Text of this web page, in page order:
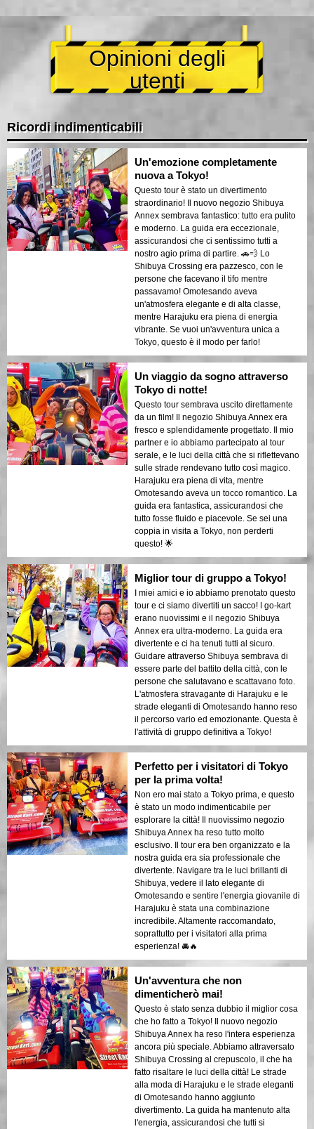
Opinioni degli
utenti
Ricordi indimenticabili
Un'emozione completamente
nuova a Tokyo!
Questo tour è stato un divertimento
straordinario! Il nuovo negozio Shibuya
Annex sembrava fantastico: tutto era pulito
e moderno. La guida era eccezionale,
assicurandosi che ci sentissimo tutti a
nostro agio prima di partire. 🚗💨 Lo
Shibuya Crossing era pazzesco, con le
persone che facevano il tifo mentre
passavamo! Omotesando aveva
un'atmosfera elegante e di alta classe,
mentre Harajuku era piena di energia
vibrante. Se vuoi un'avventura unica a
Tokyo, questo è il modo per farlo!
Un viaggio da sogno attraverso
Tokyo di notte!
Questo tour sembrava uscito direttamente
da un film! Il negozio Shibuya Annex era
fresco e splendidamente progettato. Il mio
partner e io abbiamo partecipato al tour
serale, e le luci della città che si riflettevano
sulle strade rendevano tutto così magico.
Harajuku era piena di vita, mentre
Omotesando aveva un tocco romantico. La
guida era fantastica, assicurandosi che
tutto fosse fluido e piacevole. Se sei una
coppia in visita a Tokyo, non perderti
questo! 🌟
Miglior tour di gruppo a Tokyo!
I miei amici e io abbiamo prenotato questo
tour e ci siamo divertiti un sacco! I go-kart
erano nuovissimi e il negozio Shibuya
Annex era ultra-moderno. La guida era
divertente e ci ha tenuti tutti al sicuro.
Guidare attraverso Shibuya sembrava di
essere parte del battito della città, con le
persone che salutavano e scattavano foto.
L'atmosfera stravagante di Harajuku e le
strade eleganti di Omotesando hanno reso
il percorso vario ed emozionante. Questa è
l'attività di gruppo definitiva a Tokyo!
Perfetto per i visitatori di Tokyo
per la prima volta!
Non ero mai stato a Tokyo prima, e questo
è stato un modo indimenticabile per
esplorare la città! Il nuovissimo negozio
Shibuya Annex ha reso tutto molto
esclusivo. Il tour era ben organizzato e la
nostra guida era sia professionale che
divertente. Navigare tra le luci brillanti di
Shibuya, vedere il lato elegante di
Omotesando e sentire l'energia giovanile di
Harajuku è stata una combinazione
incredibile. Altamente raccomandato,
soprattutto per i visitatori alla prima
esperienza! 🚘🔥
Un'avventura che non
dimenticherò mai!
Questo è stato senza dubbio il miglior cosa
che ho fatto a Tokyo! Il nuovo negozio
Shibuya Annex ha reso l'intera esperienza
ancora più speciale. Abbiamo attraversato
Shibuya Crossing al crepuscolo, il che ha
fatto risaltare le luci della città! Le strade
alla moda di Harajuku e le strade eleganti
di Omotesando hanno aggiunto
divertimento. La guida ha mantenuto alta
l'energia, assicurandosi che tutti si